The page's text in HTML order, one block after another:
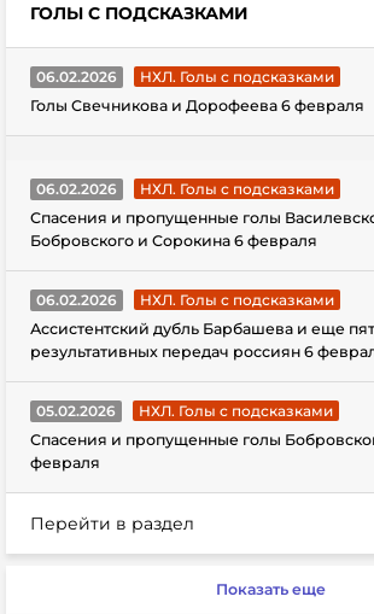
ГОЛЫ С ПОДСКАЗКАМИ
06.02.2026
НХЛ. Голы с подсказками
Голы Свечникова и Дорофеева 6 февраля
06.02.2026
НХЛ. Голы с подсказками
Спасения и пропущенные голы
Бобровского и Сорокина 6 февраля
06.02.2026
НХЛ. Голы с подсказками
Ассистентский дубль Барбашева и еще
результативных передач россиян 6
05.02.2026
НХЛ. Голы с подсказками
Спасения и пропущенные голы
февраля
Перейти в раздел
Показать еще